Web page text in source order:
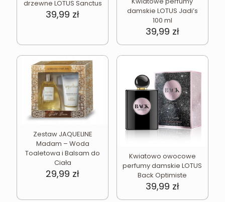
drzewne LOTUS Sanctus
39,99 zł
damskie LOTUS Jadi’s
100 ml
39,99 zł
Zestaw JAQUELINE
Madam – Woda
Toaletowa i Balsam do
Ciała
29,99 zł
Kwiatowo owocowe
perfumy damskie LOTUS
Back Optimiste
39,99 zł